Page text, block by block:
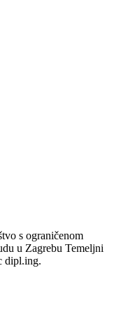
s ograničenom
u Zagrebu Temeljni
dipl.ing.